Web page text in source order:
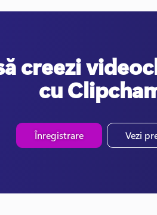
creezi
cu
Înregistrare Vezi